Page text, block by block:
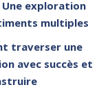
Une exploration
multiples
traverser une
avec succès et